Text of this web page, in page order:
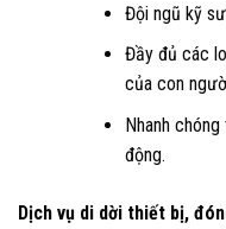
Đội ngũ kỹ
Đầy đủ các
của con
Nhanh
động.
Dịch vụ di dời thiết bị,